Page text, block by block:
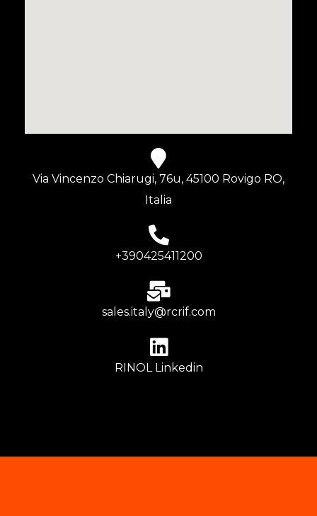
Via Vincenzo Chiarugi, 76u, 45100 Rovigo RO,
Italia
+390425411200
sales.italy@rcrif.com
RINOL Linkedin